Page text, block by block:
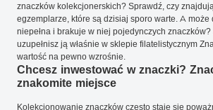
znaczków kolekcjonerskich? Sprawdź, czy
egzemplarze, które są dzisiaj sporo warte. A może
niepełna i brakuje w niej pojedynczych
uzupełnisz ją właśnie w sklepie filatelistycznym
wartość na pewno wzrośnie.
Chcesz inwestować w znaczki?
znakomite miejsce
Kolekcjonowanie znaczków często staje się